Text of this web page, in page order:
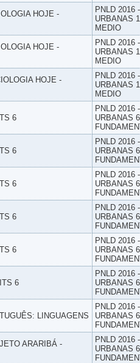
HOJE -
PNLD 2016
URBANAS
MEDIO
HOJE -
PNLD 2016
URBANAS
MEDIO
HOJE -
PNLD 2016
URBANAS
MEDIO
6
PNLD 2016
URBANAS
6
PNLD 2016
URBANAS
6
PNLD 2016
URBANAS
6
PNLD 2016
URBANAS
6
PNLD 2016
URBANAS
6
PNLD 2016
URBANAS
LINGUAGENS
PNLD 2016
URBANAS
ARARIBÁ -
PNLD 2016
URBANAS